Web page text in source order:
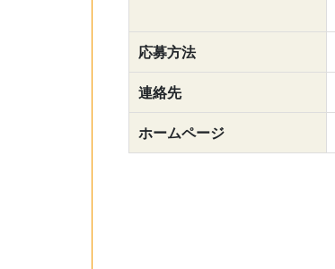
応募方法
連絡先
ホームページ